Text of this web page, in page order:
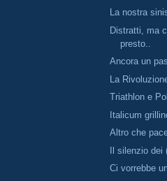
La nostra
Distratti, ma
presto..
Ancora un
La
Triathlon e
Italicum
Altro che
Il silenzio dei
Ci vorrebbe